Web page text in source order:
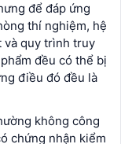
để đáp ứng
thí nghiệm, hệ
và quy trình truy
đều có thể bị
điều đó đều là
không công
chứng nhận kiểm